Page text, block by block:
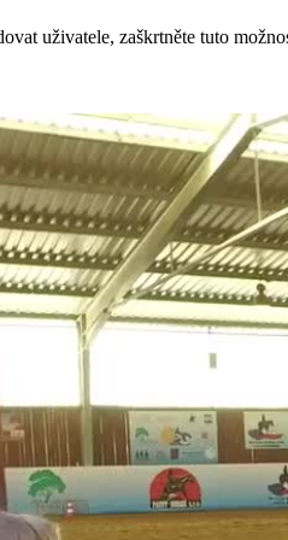
uživatele, zaškrtněte tuto